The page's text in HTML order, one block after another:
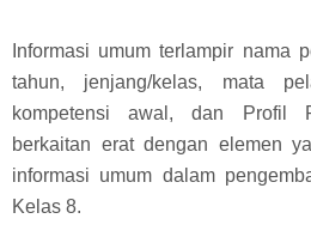
Informasi umum terlampir nama
tahun, jenjang/kelas, mata
kompetensi awal, dan Profil
berkaitan erat dengan elemen
informasi umum dalam
Kelas 8.